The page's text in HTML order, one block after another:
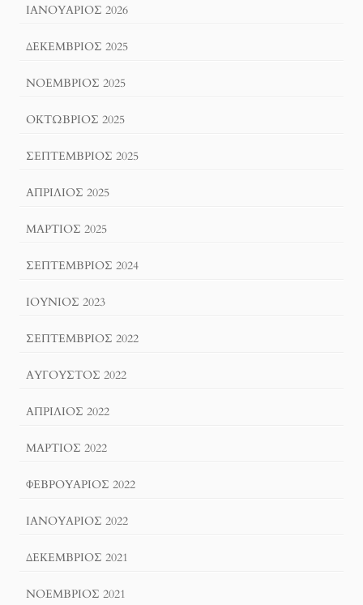
ΙΑΝΟΥΆΡΙΟΣ 2026
ΔΕΚΈΜΒΡΙΟΣ 2025
ΝΟΈΜΒΡΙΟΣ 2025
ΟΚΤΏΒΡΙΟΣ 2025
ΣΕΠΤΈΜΒΡΙΟΣ 2025
ΑΠΡΊΛΙΟΣ 2025
ΜΆΡΤΙΟΣ 2025
ΣΕΠΤΈΜΒΡΙΟΣ 2024
ΙΟΎΝΙΟΣ 2023
ΣΕΠΤΈΜΒΡΙΟΣ 2022
ΑΎΓΟΥΣΤΟΣ 2022
ΑΠΡΊΛΙΟΣ 2022
ΜΆΡΤΙΟΣ 2022
ΦΕΒΡΟΥΆΡΙΟΣ 2022
ΙΑΝΟΥΆΡΙΟΣ 2022
ΔΕΚΈΜΒΡΙΟΣ 2021
ΝΟΈΜΒΡΙΟΣ 2021